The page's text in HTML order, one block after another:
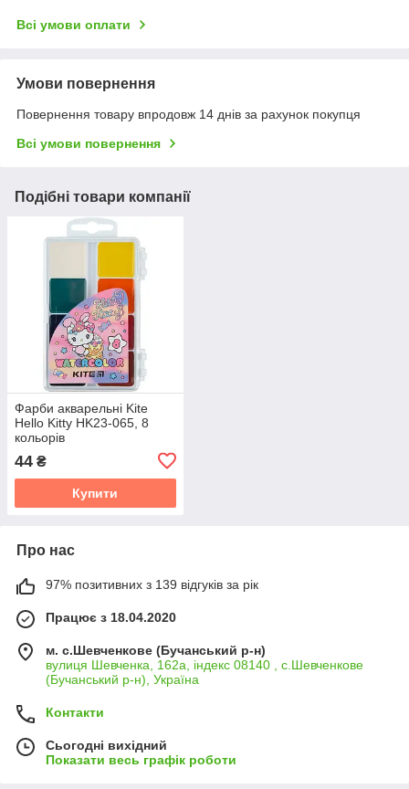
Всі умови оплати
Умови повернення
Повернення товару впродовж 14 днів за рахунок покупця
Всі умови повернення
Подібні товари компанії
Фарби акварельні Kite
Hello Kitty HK23-065, 8
кольорів
44 ₴
Купити
Про нас
97% позитивних з 139 відгуків за рік
Працює з 18.04.2020
м. с.Шевченкове (Бучанський р-н)
вулиця Шевченка, 162а, індекс 08140 , с.Шевченкове
(Бучанський р-н), Україна
Контакти
Сьогодні вихідний
Показати весь графік роботи